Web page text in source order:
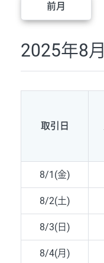
前月
2025年8月
取引日
8/1(金)
8/2(土)
8/3(日)
8/4(月)